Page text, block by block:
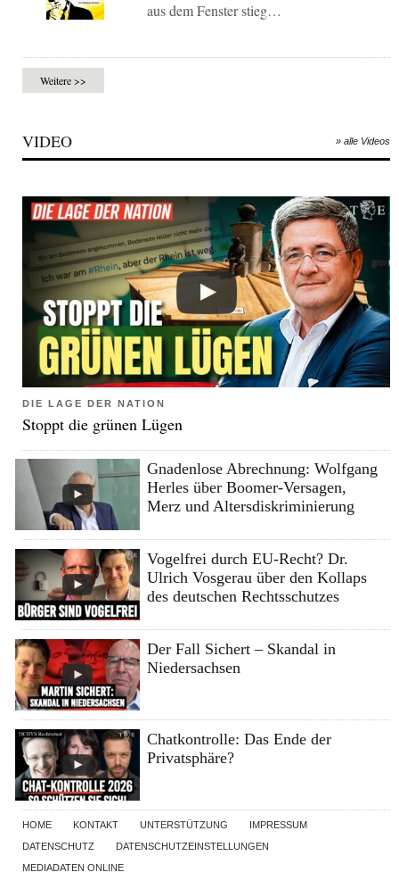
aus dem Fenster stieg…
Weitere >>
VIDEO » alle Videos
DIE LAGE DER NATION
Stoppt die grünen Lügen
Gnadenlose Abrechnung: Wolfgang
Herles über Boomer-Versagen,
Merz und Altersdiskriminierung
Vogelfrei durch EU-Recht? Dr.
Ulrich Vosgerau über den Kollaps
des deutschen Rechtsschutzes
Der Fall Sichert – Skandal in
Niedersachsen
Chatkontrolle: Das Ende der
Privatsphäre?
HOME KONTAKT UNTERSTÜTZUNG
IMPRESSUM
DATENSCHUTZ
DATENSCHUTZEINSTELLUNGEN
MEDIADATEN ONLINE